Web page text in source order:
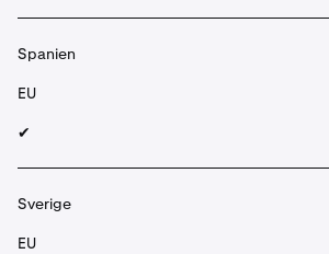
Spanien
EU
✔︎
Sverige
EU